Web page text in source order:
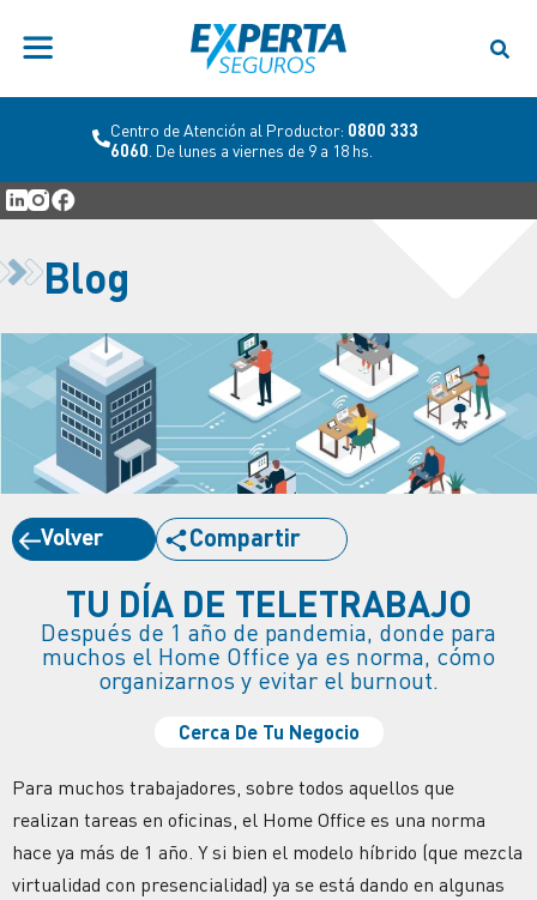
Centro de Atención al Productor: 0800 333
6060 . De lunes a viernes de 9 a 18 hs.
Blog
Volver Compartir
TU DÍA DE TELETRABAJO
Después de 1 año de pandemia, donde para
muchos el Home Office ya es norma, cómo
organizarnos y evitar el burnout.
Cerca De Tu Negocio
Para muchos trabajadores, sobre todos aquellos que
realizan tareas en oficinas, el Home Office es una norma
hace ya más de 1 año. Y si bien el modelo híbrido (que mezcla
virtualidad con presencialidad) ya se está dando en algunas